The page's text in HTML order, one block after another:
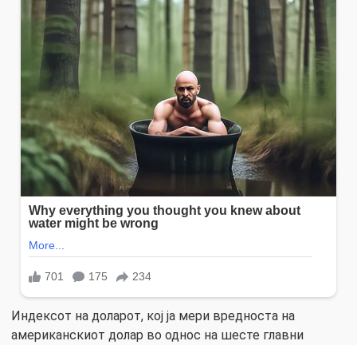
Индексот на доларот, кој ја мери вредноста на
американскиот долар во однос на шесте главни